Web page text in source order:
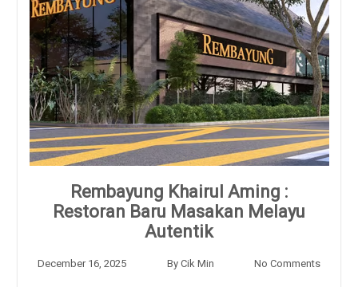
Rembayung Khairul Aming :
Restoran Baru Masakan Melayu
Autentik
December 16, 2025 By Cik Min No Comments